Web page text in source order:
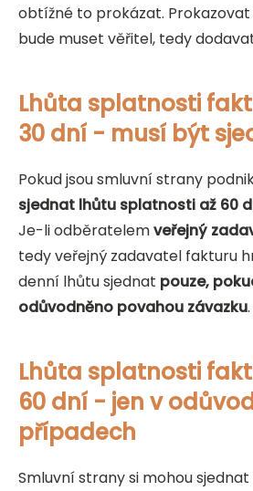
obtížné to prokázat.
bude muset věřitel, tedy
Lhůta splatnosti
30 dní - musí být
Pokud jsou smluvní strany
sjednat lhůtu splatnosti až 60
Je-li odběratelemveřejný
tedy veřejný zadavatel fakturu
denní lhůtu sjednat pouze,
odůvodněno povahou závazku.
Lhůta splatnosti
60 dní - jen v
případech
Smluvní strany si mohou